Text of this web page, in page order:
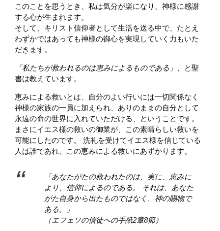
このことを思うとき、私は気分が楽になり、神様に感謝
する心が生まれます。
そして、キリスト信仰者として生活を送る中で、たとえ
わずかではあっても神様の御心を実現していく力もいた
だきます。
「私たちが救われるのは恵みによるものである」
、と聖
書は教えています。
恵みによる救いとは、自分のよい行いには一切関係なく
神様の家族の一員に加えられ、ありのままの自分として
永遠の命の世界に入れていただける、ということです。
まさにイエス様の救いの御業が、この素晴らしい救いを
可能にしたのです。 洗礼を受けてイエス様を信じている
人は誰であれ、この恵みによる救いにあずかります。
「あなたがたの救われたのは、実に、恵みに
より、信仰によるのである。 それは、あなた
がた自身から出たものではなく、神の賜物で
ある。」
（エフェソの信徒への手紙2章8節）